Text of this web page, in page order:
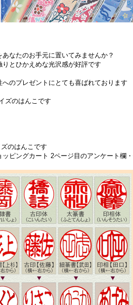
なたのお手元に置いてみませんか？
とひかえめな光沢感が好評です
のプレゼントにとても喜ばれております
ズのはんこです
のはんこです
ピングカート 2ページ目のアンケート欄